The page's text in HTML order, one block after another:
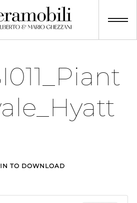
TO DOWNLOAD